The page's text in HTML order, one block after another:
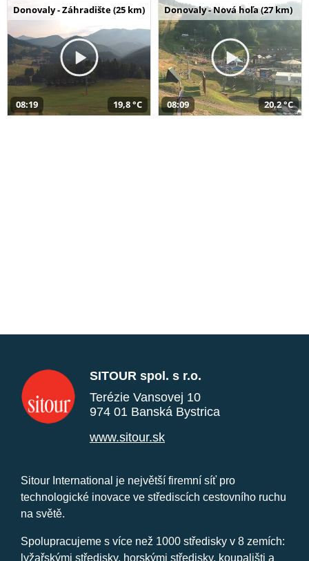
Donovaly - Záhradište (25 km)
08:19 19,8 °C
Donovaly - Nová hoľa (27 km)
08:09 20,2 °C
SITOUR spol. s r.o.
Terézie Vansovej 10
974 01 Banská Bystrica
www.sitour.sk
Sitour International je největší firemní síť pro
technologické inovace ve střediscích cestovního ruchu
na světě.
Spolupracujeme s více než 1000 středisky v 8 zemích:
lyžařskými středisky, horskými středisky, koupališti a